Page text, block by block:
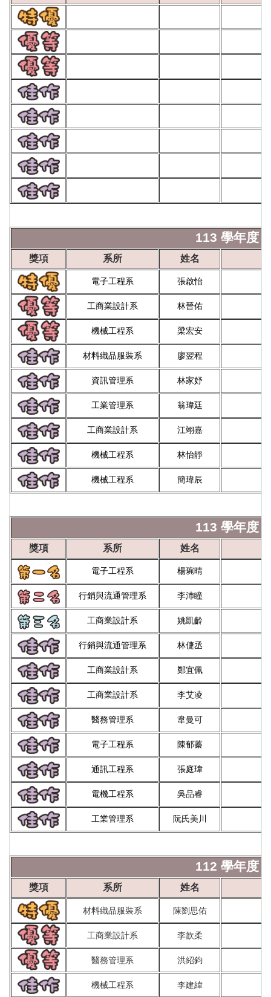
113 學年度
獎項 系所 姓名
電子工程系 張啟怡
工商業設計系 林晉佑
機械工程系 梁宏安
材料織品服裝系 廖翌程
資訊管理系 林家妤
工業管理系 翁瑋廷
工商業設計系 江翊嘉
機械工程系 林怡靜
機械工程系 簡瑋辰
113 學年度
獎項 系所 姓名
電子工程系 楊琬晴
行銷與流通管理系 李沛瞳
工商業設計系 姚凱齡
行銷與流通管理系 林倢丞
工商業設計系 鄭宜佩
工商業設計系 李艾凌
醫務管理系 韋曼可
電子工程系 陳郁蓁
通訊工程系 張庭瑋
電機工程系 吳品睿
工業管理系 阮氏美川
112 學年度
獎項 系所 姓名
材料織品服裝系 陳劉思佑
工商業設計系 李歆柔
醫務管理系 洪紹鈞
機械工程系 李建緯